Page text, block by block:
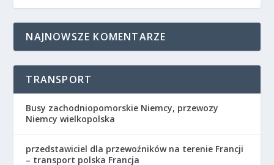
NAJNOWSZE KOMENTARZE
TRANSPORT
Busy zachodniopomorskie Niemcy, przewozy
Niemcy wielkopolska
przedstawiciel dla przewoźników na terenie Francji
– transport polska Francja